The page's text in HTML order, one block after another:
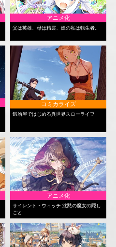
アニメ化
父は英雄、母は精霊、娘の私は転生者。
コミカライズ
鍛冶屋ではじめる異世界スローライフ
アニメ化
サイレント・ウィッチ 沈黙の魔女の隠し
ごと